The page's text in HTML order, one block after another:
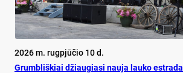
2026 m. rugpjūčio 10 d.
Grumbliškiai džiaugiasi nauja lauko estrada